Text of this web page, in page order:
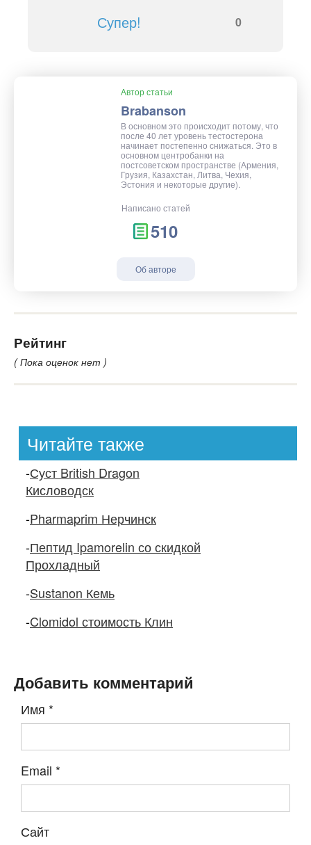
Супер! 0
Автор статьи
Brabanson
В основном это происходит потому, что
после 40 лет уровень тестостерона
начинает постепенно снижаться. Это в
основном центробанки на
постсоветском пространстве (Армения,
Грузия, Казахстан, Литва, Чехия,
Эстония и некоторые другие).
Написано статей
510
Об авторе
Рейтинг
( Пока оценок нет )
Читайте также
-Суст British Dragon
Кисловодск
-Pharmaprim Нерчинск
-Пептид Ipamorelin со скидкой
Прохладный
-Sustanon Кемь
-Clomidol стоимость Клин
Добавить комментарий
Имя *
Email *
Сайт